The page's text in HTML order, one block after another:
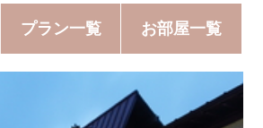
プラン一覧 お部屋一覧